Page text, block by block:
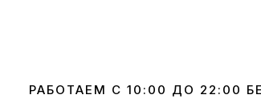
РАБОТАЕМ С 10:00 ДО 22:00